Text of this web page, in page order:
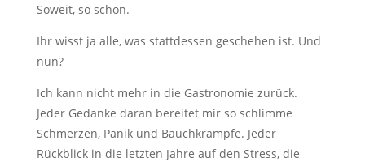
Soweit, so schön.
Ihr wisst ja alle, was stattdessen geschehen ist. Und
nun?
Ich kann nicht mehr in die Gastronomie zurück.
Jeder Gedanke daran bereitet mir so schlimme
Schmerzen, Panik und Bauchkrämpfe. Jeder
Rückblick in die letzten Jahre auf den Stress, die